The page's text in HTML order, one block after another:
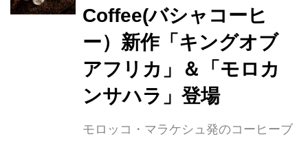
Coffee(バシャコーヒ
ー）新作「キングオブ
アフリカ」＆「モロカ
ンサハラ」登場
モロッコ・マラケシュ発のコーヒーブ